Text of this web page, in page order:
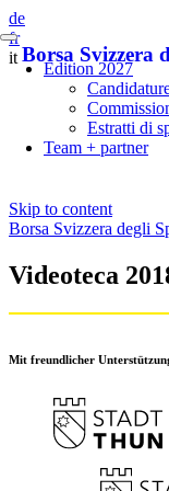
de
fr
it Borsa Svizzera
Skip to content
Edition 2027
Estratti di
Team + partner
Borsa Svizzera degli
Videoteca
Mit freundlicher